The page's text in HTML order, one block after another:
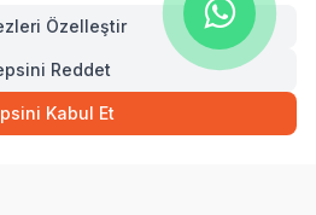
Sorulan Sorular
No:13 Başiskele / KOCAELİ
Özelleştir
Reddet
Kabul Et